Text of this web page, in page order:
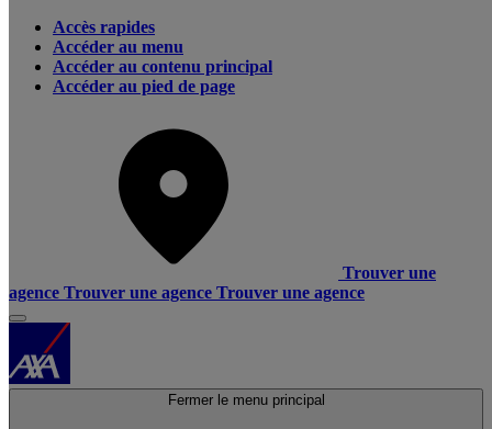
Accès rapides
Accéder au menu
Accéder au contenu principal
Accéder au pied de page
Trouver une
agence Trouver une agence Trouver une agence
Fermer le menu principal